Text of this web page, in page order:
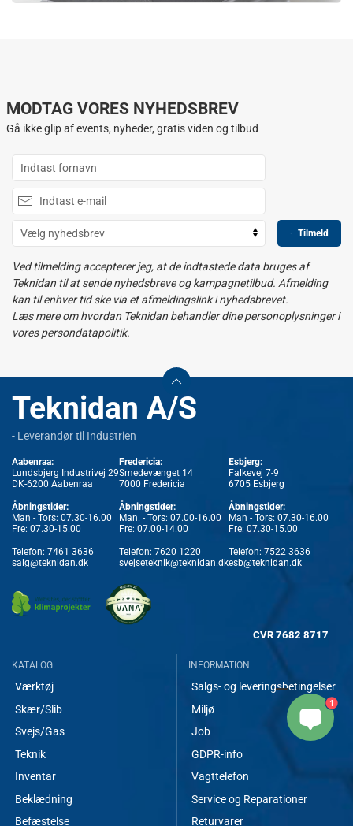
MODTAG VORES NYHEDSBREV
Gå ikke glip af events, nyheder, gratis viden og tilbud
Tilmeld
Ved tilmelding accepterer jeg, at de indtastede data bruges af
Teknidan til at sende nyhedsbreve og kampagnetilbud. Afmelding
kan til enhver tid ske via et afmeldingslink i nyhedsbrevet.
Læs mere om hvordan Teknidan behandler dine personoplysninger i
vores persondatapolitik.
Teknidan A/S
- Leverandør til Industrien
Aabenraa:
Lundsbjerg Industrivej 29
DK-6200 Aabenraa
Åbningstider:
Man - Tors: 07.30-16.00
Fre: 07.30-15.00
Telefon: 7461 3636
salg@teknidan.dk
Fredericia:
Smedevænget 14
7000 Fredericia
Åbningstider:
Man. - Tors: 07.00-16.00
Fre: 07.00-14.00
Telefon: 7620 1220
svejseteknik@teknidan.dk
Esbjerg:
Falkevej 7-9
6705 Esbjerg
Åbningstider:
Man - Tors: 07.30-16.00
Fre: 07.30-15.00
Telefon: 7522 3636
esb@teknidan.dk
CVR 7682 8717
KATALOG
Værktøj
Skær/Slib
Svejs/Gas
Teknik
Inventar
Beklædning
Befæstelse
INFORMATION
Salgs- og leveringsbetingelser
Miljø
Job
GDPR-info
Vagttelefon
Service og Reparationer
Returvarer
1